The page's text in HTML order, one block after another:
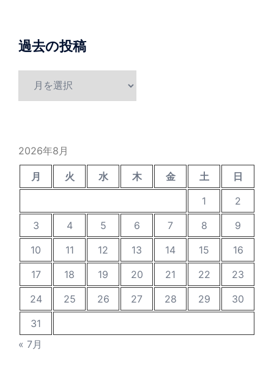
過去の投稿
2026年8月
月 火 水 木 金 土
日
1
2
3
4 5 6 7 8
9
10
11 12 13 14 15
16
17
18 19 20 21 22
23
24
25 26 27 28 29
30
31
« 7月